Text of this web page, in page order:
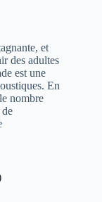
et
des adultes
est une
En
nombre